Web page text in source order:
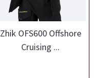
Zhik OFS600 Offshore
Cruising ...